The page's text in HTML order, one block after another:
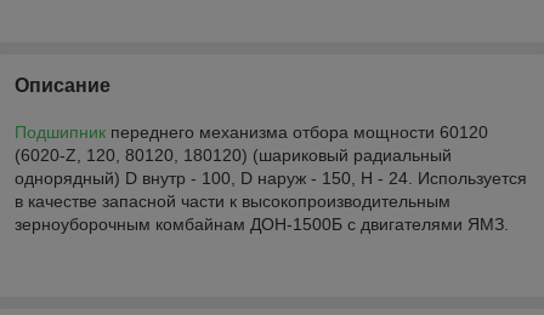
Описание
Подшипник переднего механизма отбора мощности 60120
(6020-Z, 120, 80120, 180120) (шариковый радиальный
однорядный) D внутр - 100, D наруж - 150, H - 24. Используется
в качестве запасной части к высокопроизводительным
зерноуборочным комбайнам ДОН-1500Б с двигателями ЯМЗ.